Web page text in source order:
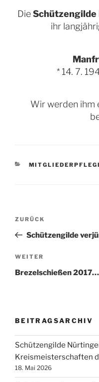
DieSchützengilde
ihr
* 14. 7.
Wir werden ihm
KATEGORIEN
Beitragsnavigation
Vorheriger
Beitrag
ZURÜCK
Schützengilde
Nächster
Beitrag
WEITER
Brezelschießen 2017…
BEITRAGSARCHIV
Schützengilde
Kreismeisterschaften
18. Mai 2026